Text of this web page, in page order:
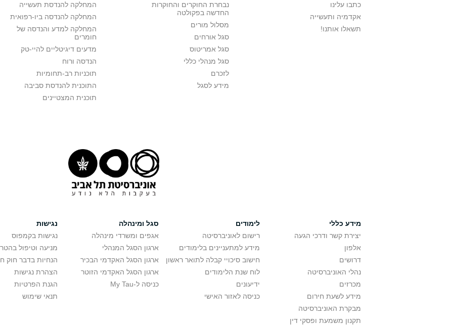
כתבו עלינו
אקדמיה ותעשייה
תשאלו אותנו!
נבחרת החוקרים והחוקרות
החדשה בפקולטה
מסלול מורים
סגל אורחים
סגל אמריטוס
סגל מנהלי כללי
לזכרם
מידע לסגל
המחלקה להנדסת תעשייה
המחלקה להנדסה ביו-רפואית
המחלקה למדע והנדסה של
חומרים
מדעים דיגיטליים להיי-טק
הנדסה ורוח
תוכניות רב-תחומיות
התוכנית להנדסת סביבה
תוכנית המצטיינים
מידע כללי
יצירת קשר ודרכי הגעה
אלפון
דרושים
נהלי האוניברסיטה
מכרזים
מידע לשעת חירום
מבקרת האוניברסיטה
תקנון משמעת ופסקי דין
לימודים
רישום לאוניברסיטה
מידע למתעניינים בלימודים
חישוב סיכויי קבלה לתואר ראשון
לוח שנת הלימודים
ידיעונים
כניסה לאזור האישי
סגל ומינהלה
אגפים ומשרדי מינהלה
ארגון הסגל המנהלי
ארגון הסגל האקדמי הבכיר
ארגון הסגל האקדמי הזוטר
כניסה ל-My Tau
נגישות
נגישות בקמפוס
מניעה וטיפול
הנחיות בדבר חוק
הצהרת נגישות
הגנת הפרטיות
תנאי שימוש